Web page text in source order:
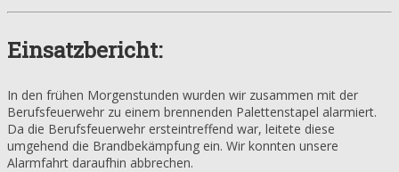
Einsatzbericht:
In den frühen Morgenstunden wurden wir zusammen mit der
Berufsfeuerwehr zu einem brennenden Palettenstapel alarmiert.
Da die Berufsfeuerwehr ersteintreffend war, leitete diese
umgehend die Brandbekämpfung ein. Wir konnten unsere
Alarmfahrt daraufhin abbrechen.